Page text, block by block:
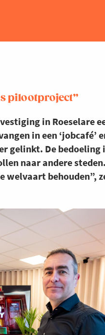
pilootproject”
in Roeselare
in een ‘jobcafé’
gelinkt. De bedoeling
naar andere
welvaart behouden”,